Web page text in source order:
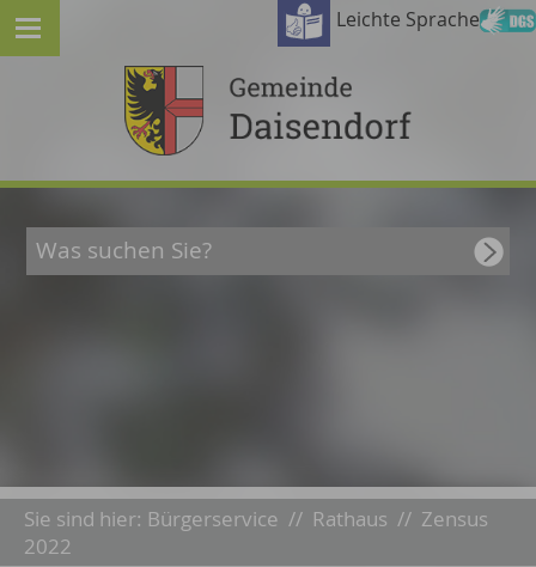
Leichte Sprache
Sie sind hier: Bürgerservice // Rathaus // Zensus
2022